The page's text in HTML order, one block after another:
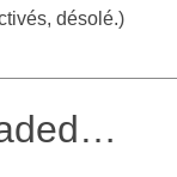
désolé.)